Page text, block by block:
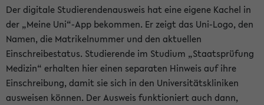
Der digitale Studierendenausweis hat eine eigene Kachel in
der „Meine Uni“-App bekommen. Er zeigt das Uni-Logo, den
Namen, die Matrikelnummer und den aktuellen
Einschreibestatus. Studierende im Studium „Staatsprüfung
Medizin“ erhalten hier einen separaten Hinweis auf ihre
Einschreibung, damit sie sich in den Universitätskliniken
ausweisen können. Der Ausweis funktioniert auch dann,